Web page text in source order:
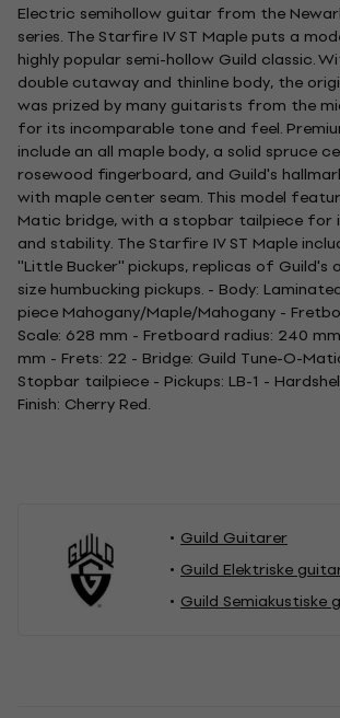
Electric semihollow guitar from the
series. The Starfire IV ST Maple puts a
highly popular semi-hollow Guild classic.
double cutaway and thinline body, the
was prized by many guitarists from the
for its incomparable tone and feel.
include an all maple body, a solid spruce
rosewood fingerboard, and Guild's
with maple center seam. This model
Matic bridge, with a stopbar tailpiece for
and stability. The Starfire IV ST Maple
''Little Bucker'' pickups, replicas of Guild's
size humbucking pickups. - Body:
piece Mahogany/Maple/Mahogany -
Scale: 628 mm - Fretboard radius: 240
mm - Frets: 22 - Bridge: Guild Tune-O-
Stopbar tailpiece - Pickups: LB-1 -
Finish: Cherry Red.
Guild Guitarer
Guild Elektriske
Guild Semiakustiske